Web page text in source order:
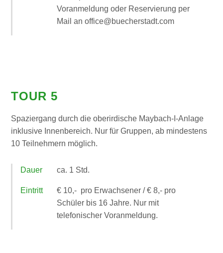
Voranmeldung oder Reservierung per
Mail an office@buecherstadt.com
TOUR 5
Spaziergang durch die oberirdische Maybach-I-Anlage
inklusive Innenbereich. Nur für Gruppen, ab mindestens
10 Teilnehmern möglich.
Dauer ca. 1 Std.
Eintritt
€ 10,- pro Erwachsener / € 8,- pro
Schüler bis 16 Jahre. Nur mit
telefonischer Voranmeldung.